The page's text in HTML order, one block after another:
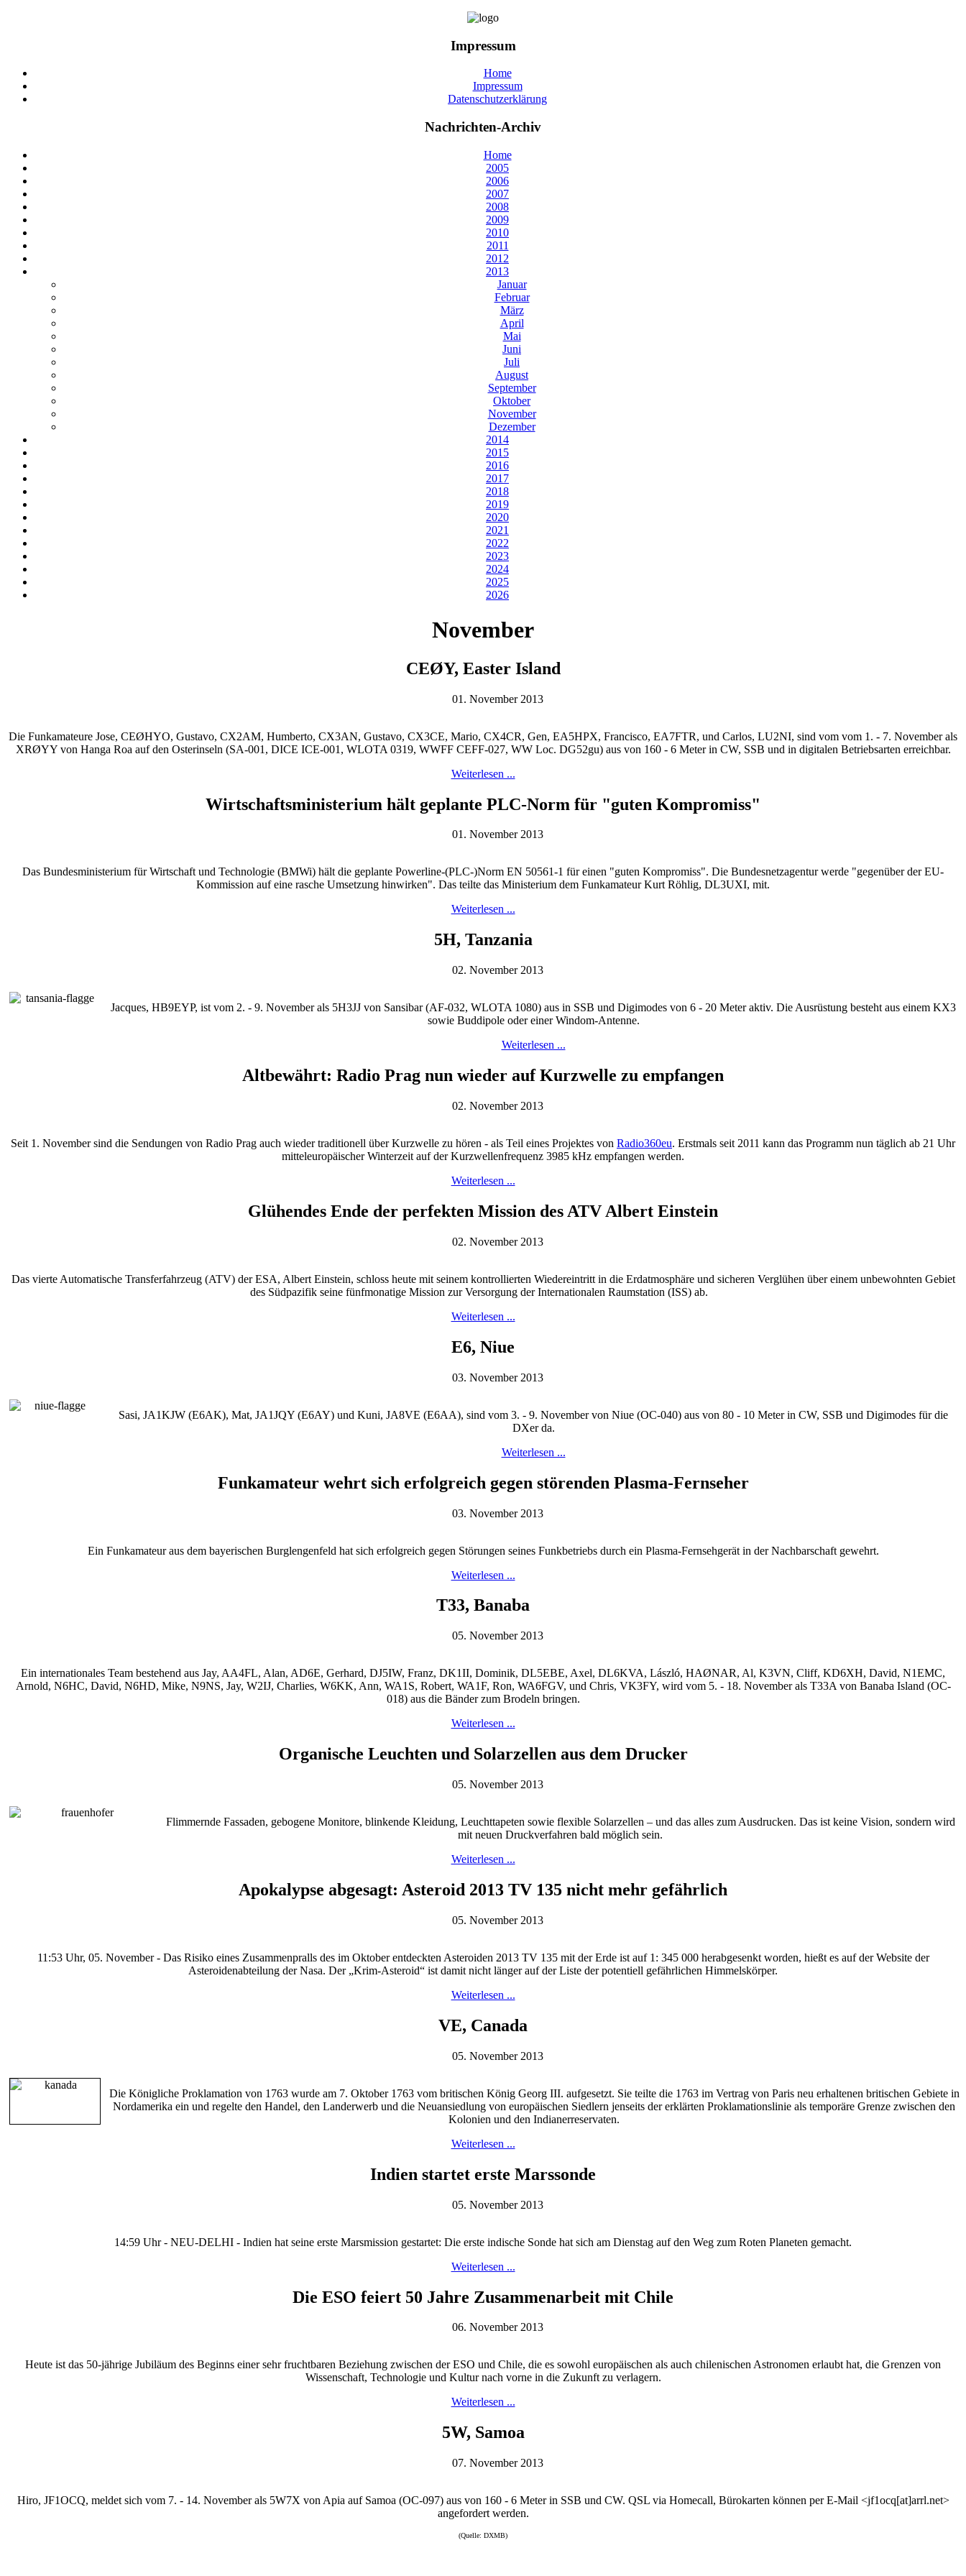
Impressum
Home
Impressum
Datenschutzerklärung
Nachrichten-Archiv
Home
2005
2006
2007
2008
2009
2010
2011
2012
2013
Januar
Februar
März
April
Mai
Juni
Juli
August
September
Oktober
November
Dezember
2014
2015
2016
2017
2018
2019
2020
2021
2022
2023
2024
2025
2026
November
CEØY, Easter Island
01. November 2013
Die Funkamateure Jose, CEØHYO, Gustavo, CX2AM, Humberto, CX3AN, Gustavo, CX3CE, Mario, CX4CR, Gen, EA5HPX, Francisco, EA7FTR, und Carlos, LU2NI, sind vom vom 1. - 7. November als
XRØYY von Hanga Roa auf den Osterinseln (SA-001, DICE ICE-001, WLOTA 0319, WWFF CEFF-027, WW Loc. DG52gu) aus von 160 - 6 Meter in CW, SSB und in digitalen Betriebsarten erreichbar.
Weiterlesen ...
Wirtschaftsministerium hält geplante PLC-Norm für "guten Kompromiss"
01. November 2013
Das Bundesministerium für Wirtschaft und Technologie (BMWi) hält die geplante Powerline-(PLC-)Norm EN 50561-1 für einen "guten Kompromiss". Die Bundesnetzagentur werde "gegenüber der EU-
Kommission auf eine rasche Umsetzung hinwirken". Das teilte das Ministerium dem Funkamateur Kurt Röhlig, DL3UXI, mit.
Weiterlesen ...
5H, Tanzania
02. November 2013
Jacques, HB9EYP, ist vom 2. - 9. November als 5H3JJ von Sansibar (AF-032, WLOTA 1080) aus in SSB und Digimodes von 6 - 20 Meter aktiv. Die Ausrüstung besteht aus einem KX3
sowie Buddipole oder einer Windom-Antenne.
Weiterlesen ...
Altbewährt: Radio Prag nun wieder auf Kurzwelle zu empfangen
02. November 2013
Seit 1. November sind die Sendungen von Radio Prag auch wieder traditionell über Kurzwelle zu hören - als Teil eines Projektes von Radio360eu. Erstmals seit 2011 kann das Programm nun täglich ab 21 Uhr
mitteleuropäischer Winterzeit auf der Kurzwellenfrequenz 3985 kHz empfangen werden.
Weiterlesen ...
Glühendes Ende der perfekten Mission des ATV Albert Einstein
02. November 2013
Das vierte Automatische Transferfahrzeug (ATV) der ESA, Albert Einstein, schloss heute mit seinem kontrollierten Wiedereintritt in die Erdatmosphäre und sicheren Verglühen über einem unbewohnten Gebiet
des Südpazifik seine fünfmonatige Mission zur Versorgung der Internationalen Raumstation (ISS) ab.
Weiterlesen ...
E6, Niue
03. November 2013
Sasi, JA1KJW (E6AK), Mat, JA1JQY (E6AY) und Kuni, JA8VE (E6AA), sind vom 3. - 9. November von Niue (OC-040) aus von 80 - 10 Meter in CW, SSB und Digimodes für die
DXer da.
Weiterlesen ...
Funkamateur wehrt sich erfolgreich gegen störenden Plasma-Fernseher
03. November 2013
Ein Funkamateur aus dem bayerischen Burglengenfeld hat sich erfolgreich gegen Störungen seines Funkbetriebs durch ein Plasma-Fernsehgerät in der Nachbarschaft gewehrt.
Weiterlesen ...
T33, Banaba
05. November 2013
Ein internationales Team bestehend aus Jay, AA4FL, Alan, AD6E, Gerhard, DJ5IW, Franz, DK1II, Dominik, DL5EBE, Axel, DL6KVA, László, HAØNAR, Al, K3VN, Cliff, KD6XH, David, N1EMC,
Arnold, N6HC, David, N6HD, Mike, N9NS, Jay, W2IJ, Charlies, W6KK, Ann, WA1S, Robert, WA1F, Ron, WA6FGV, und Chris, VK3FY, wird vom 5. - 18. November als T33A von Banaba Island (OC-
018) aus die Bänder zum Brodeln bringen.
Weiterlesen ...
Organische Leuchten und Solarzellen aus dem Drucker
05. November 2013
Flimmernde Fassaden, gebogene Monitore, blinkende Kleidung, Leuchttapeten sowie flexible Solarzellen – und das alles zum Ausdrucken. Das ist keine Vision, sondern wird
mit neuen Druckverfahren bald möglich sein.
Weiterlesen ...
Apokalypse abgesagt: Asteroid 2013 TV 135 nicht mehr gefährlich
05. November 2013
11:53 Uhr, 05. November - Das Risiko eines Zusammenpralls des im Oktober entdeckten Asteroiden 2013 TV 135 mit der Erde ist auf 1: 345 000 herabgesenkt worden, hießt es auf der Website der
Asteroidenabteilung der Nasa. Der „Krim-Asteroid“ ist damit nicht länger auf der Liste der potentiell gefährlichen Himmelskörper.
Weiterlesen ...
VE, Canada
05. November 2013
Die Königliche Proklamation von 1763 wurde am 7. Oktober 1763 vom britischen König Georg III. aufgesetzt. Sie teilte die 1763 im Vertrag von Paris neu erhaltenen britischen Gebiete in
Nordamerika ein und regelte den Handel, den Landerwerb und die Neuansiedlung von europäischen Siedlern jenseits der erklärten Proklamationslinie als temporäre Grenze zwischen den
Kolonien und den Indianerreservaten.
Weiterlesen ...
Indien startet erste Marssonde
05. November 2013
14:59 Uhr - NEU-DELHI - Indien hat seine erste Marsmission gestartet: Die erste indische Sonde hat sich am Dienstag auf den Weg zum Roten Planeten gemacht.
Weiterlesen ...
Die ESO feiert 50 Jahre Zusammenarbeit mit Chile
06. November 2013
Heute ist das 50-jährige Jubiläum des Beginns einer sehr fruchtbaren Beziehung zwischen der ESO und Chile, die es sowohl europäischen als auch chilenischen Astronomen erlaubt hat, die Grenzen von
Wissenschaft, Technologie und Kultur nach vorne in die Zukunft zu verlagern.
Weiterlesen ...
5W, Samoa
07. November 2013
Hiro, JF1OCQ, meldet sich vom 7. - 14. November als 5W7X von Apia auf Samoa (OC-097) aus von 160 - 6 Meter in SSB und CW. QSL via Homecall, Bürokarten können per E-Mail <jf1ocq[at]arrl.net>
angefordert werden.
(Quelle: DXMB)